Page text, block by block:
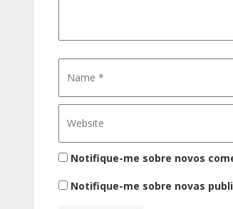
Notifique-me sobre novos
Notifique-me sobre novas